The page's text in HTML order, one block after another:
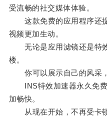
受流畅的社交媒体体验。
这款免费的应用程序还提
视频更加生动。
无论是应用滤镜还是特
楼。
你可以展示自己的风采，
INS特效加速器永久免费
加畅快。
从现在开始，不再受卡